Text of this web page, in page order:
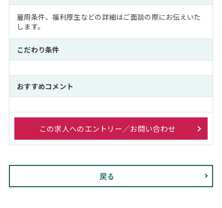
雇用条件、福利厚生などの詳細はご面談の際にお伝えいた
します。
こだわり条件
おすすめコメント
この求人へのエントリー／お問い合わせ
戻る